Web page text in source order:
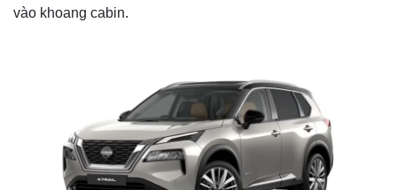
vào khoang cabin.